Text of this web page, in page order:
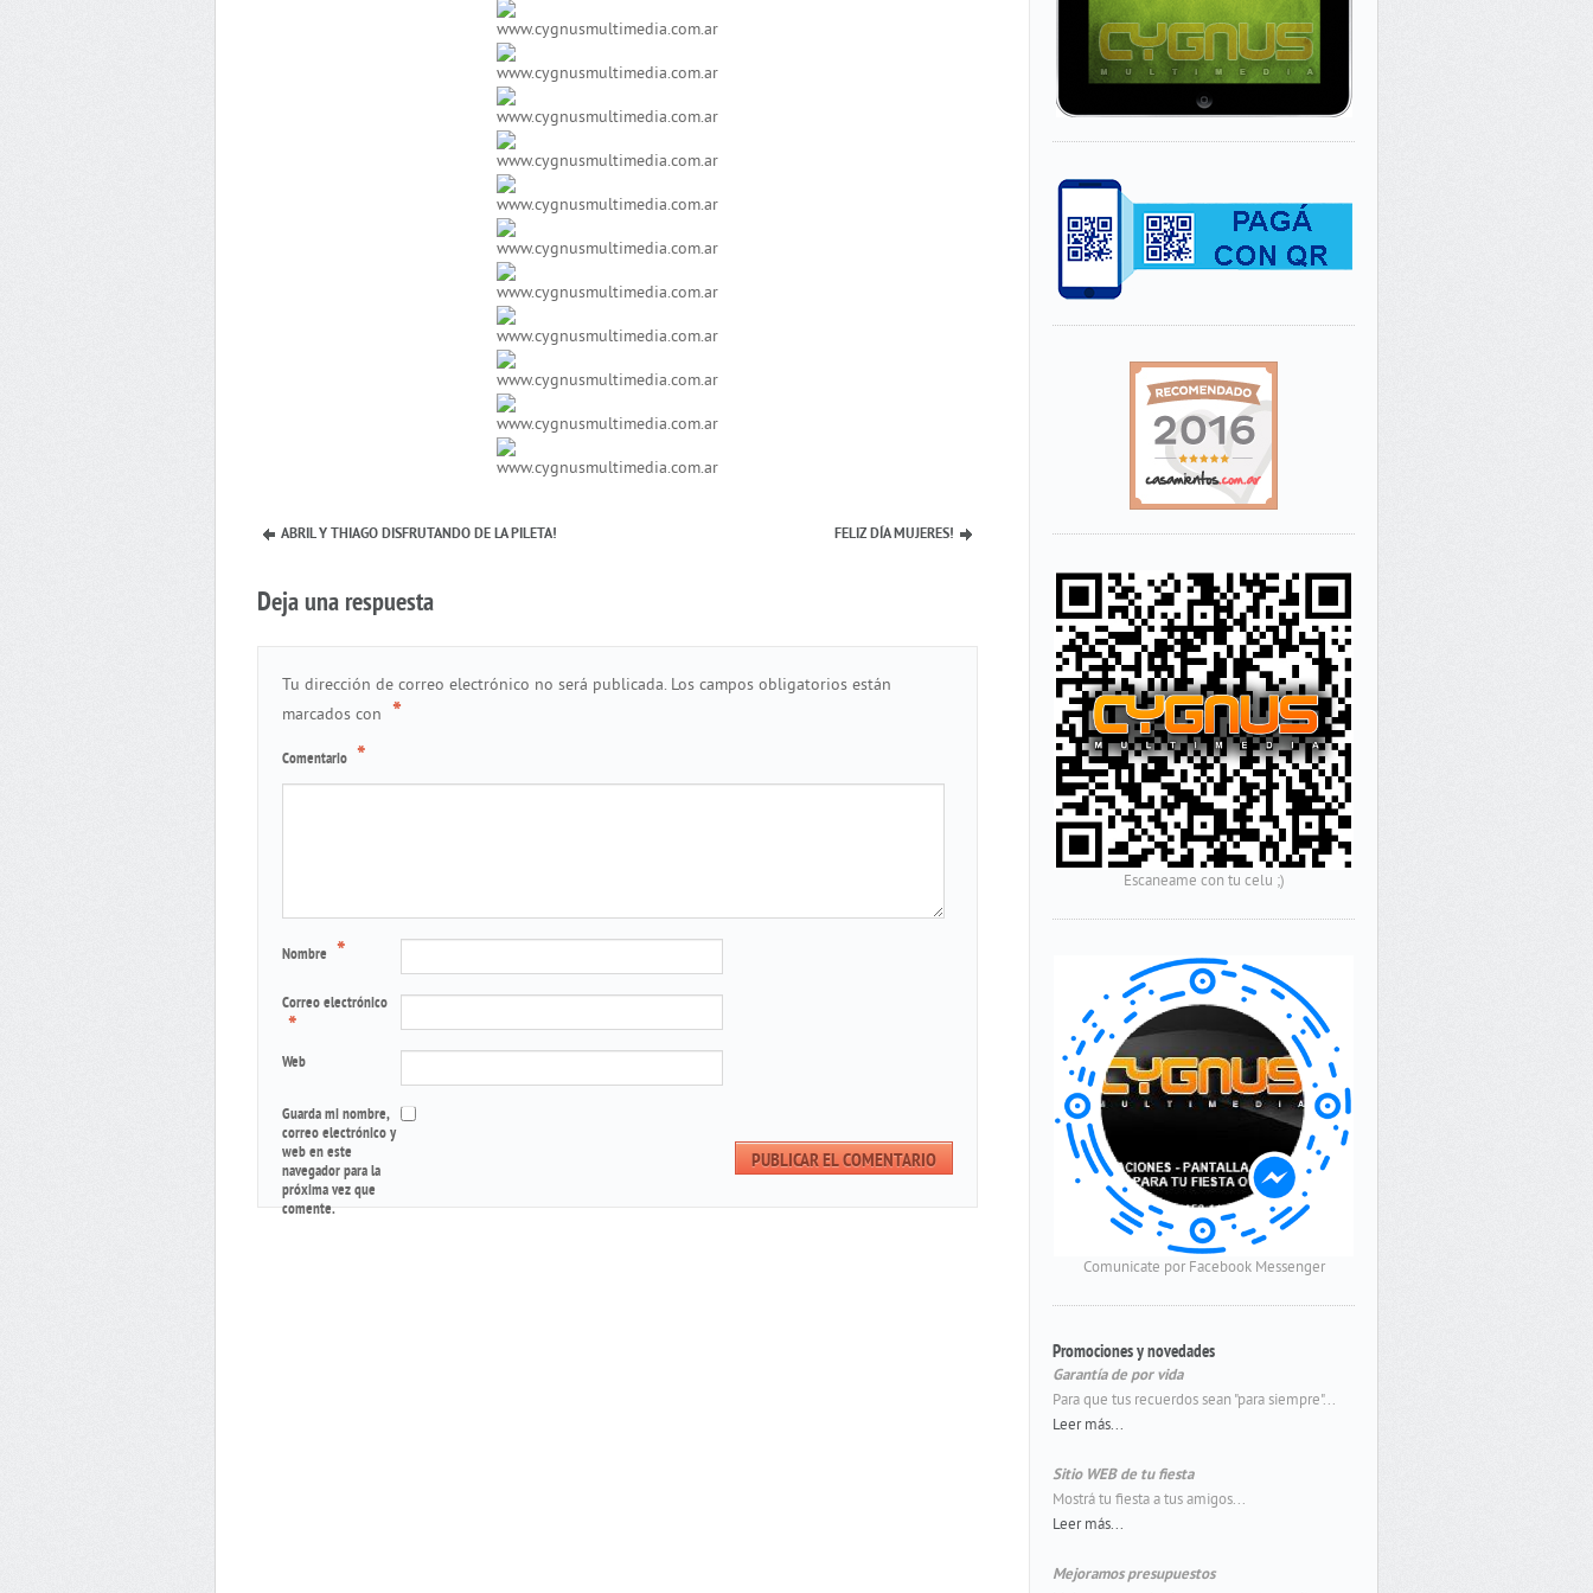
ABRIL Y THIAGO DISFRUTANDO DE LA PILETA! FELIZ DÍA MUJERES!
Deja una respuesta
Tu dirección de correo electrónico no será publicada. Los campos obligatorios están
marcados con *
Comentario *
Nombre *
Correo electrónico
*
Web
Guarda mi nombre,
correo electrónico y
web en este
navegador para la
próxima vez que
comente.
Escaneame con tu celu ;)
Comunicate por Facebook Messenger
Promociones y novedades
Garantía de por vida
Para que tus recuerdos sean "para siempre"...
Leer más...
Sitio WEB de tu fiesta
Mostrá tu fiesta a tus amigos...
Leer más...
Mejoramos presupuestos